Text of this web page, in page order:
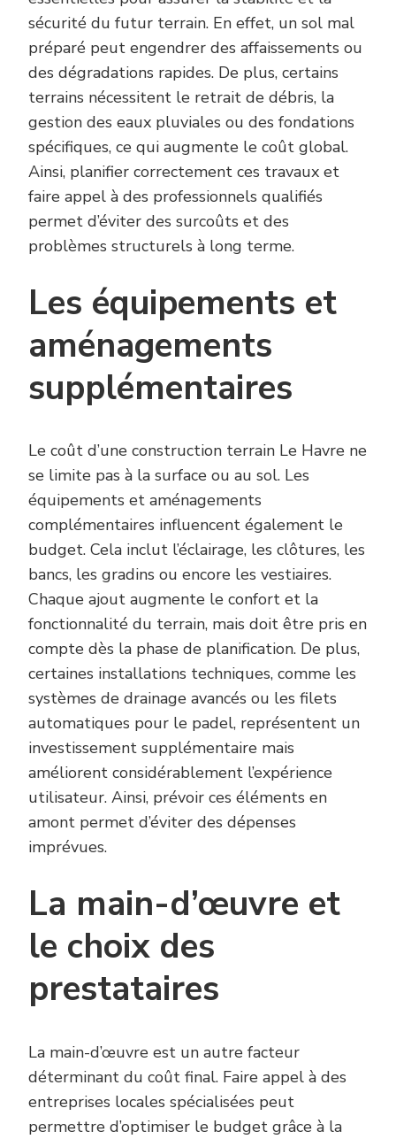
sécurité du futur terrain. En effet, un sol mal
préparé peut engendrer des affaissements ou
des dégradations rapides. De plus, certains
terrains nécessitent le retrait de débris, la
gestion des eaux pluviales ou des fondations
spécifiques, ce qui augmente le coût global.
Ainsi, planifier correctement ces travaux et
faire appel à des professionnels qualifiés
permet d’éviter des surcoûts et des
problèmes structurels à long terme.
Les équipements et
aménagements
supplémentaires
Le coût d’une construction terrain Le Havre ne
se limite pas à la surface ou au sol. Les
équipements et aménagements
complémentaires influencent également le
budget. Cela inclut l’éclairage, les clôtures, les
bancs, les gradins ou encore les vestiaires.
Chaque ajout augmente le confort et la
fonctionnalité du terrain, mais doit être pris en
compte dès la phase de planification. De plus,
certaines installations techniques, comme les
systèmes de drainage avancés ou les filets
automatiques pour le padel, représentent un
investissement supplémentaire mais
améliorent considérablement l’expérience
utilisateur. Ainsi, prévoir ces éléments en
amont permet d’éviter des dépenses
imprévues.
La main-d’œuvre et
le choix des
prestataires
La main-d’œuvre est un autre facteur
déterminant du coût final. Faire appel à des
entreprises locales spécialisées peut
permettre d’optimiser le budget grâce à la